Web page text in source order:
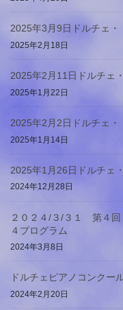
2025年3月9日ドルチェ
2025年2月18日
2025年2月11日ドルチェ
2025年1月22日
2025年2月2日ドルチェ
2025年1月14日
2025年1月26日ドルチェ
2024年12月28日
２０２４/３/３１ 第４回
４プログラム
2024年3月8日
ドルチェピアノコンクー
2024年2月20日